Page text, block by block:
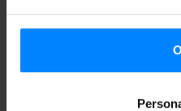
, y
septiembre. En él se reúnen
más de